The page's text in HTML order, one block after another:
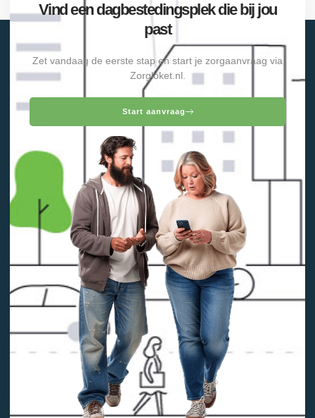
Vind een dagbestedingsplek die bij jou
past
Zet vandaag de eerste stap en start je zorgaanvraag via
Zorgloket.nl.
Start aanvraag